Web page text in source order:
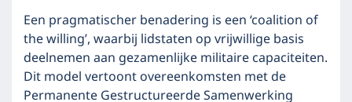
Een pragmatischer benadering is een ‘coalition of
the willing’, waarbij lidstaten op vrijwillige basis
deelnemen aan gezamenlijke militaire capaciteiten.
Dit model vertoont overeenkomsten met de
Permanente Gestructureerde Samenwerking